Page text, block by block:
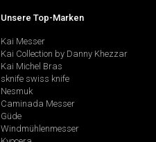
Unsere Top-Marken
Kai Messer
Kai Collection by Danny Khezzar
Kai Michel Bras
sknife swiss knife
Nesmuk
Caminada Messer
Güde
Windmühlenmesser